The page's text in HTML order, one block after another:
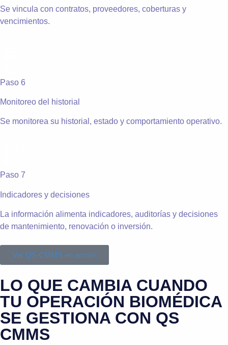
Se vincula con contratos, proveedores, coberturas y
vencimientos.
Paso 6
Monitoreo del historial
Se monitorea su historial, estado y comportamiento operativo.
Paso 7
Indicadores y decisiones
La información alimenta indicadores, auditorías y decisiones
de mantenimiento, renovación o inversión.
Ver QS CMMS en acción
LO QUE CAMBIA CUANDO
TU OPERACIÓN BIOMÉDICA
SE GESTIONA CON QS
CMMS